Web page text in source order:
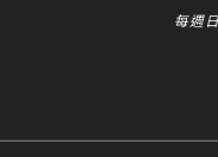
每週